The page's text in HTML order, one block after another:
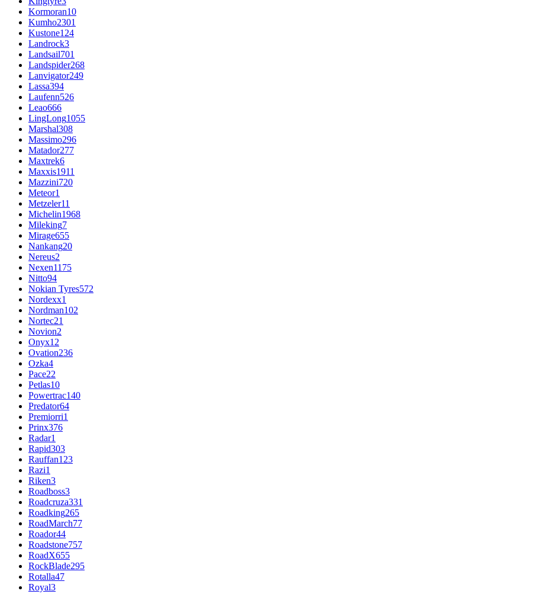
Kormoran10
Kumho2301
Kustone124
Landrock3
Landsail701
Landspider268
Lanvigator249
Lassa394
Laufenn526
Leao666
LingLong1055
Marshal308
Massimo296
Matador277
Maxtrek6
Maxxis1911
Mazzini720
Meteor1
Metzeler11
Michelin1968
Mileking7
Mirage655
Nankang20
Nereus2
Nexen1175
Nitto94
Nokian Tyres572
Nordexx1
Nordman102
Nortec21
Novion2
Onyx12
Ovation236
Ozka4
Pace22
Petlas10
Powertrac140
Predator64
Premiorri1
Prinx376
Radar1
Rapid303
Rauffan123
Razi1
Riken3
Roadboss3
Roadcruza331
Roadking265
RoadMarch77
Roador44
Roadstone757
RoadX655
RockBlade295
Rotalla47
Royal3